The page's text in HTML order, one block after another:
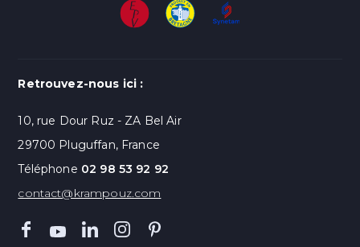
Retrouvez-nous ici :
10, rue Dour Ruz - ZA Bel Air
29700 Pluguffan, France
Téléphone 02 98 53 92 92
contact@krampouz.com